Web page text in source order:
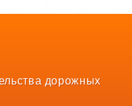
дорожных